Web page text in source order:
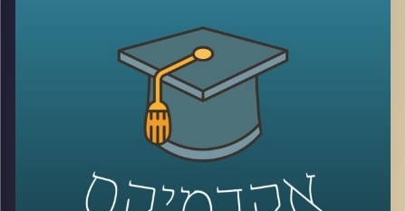
שמירה על קשר עם חברים, מציאת עבודה, אבל גם המון דברים
שליליים, אנחנו נחשפים לדברים שעושים לנו רע, מתגברים
יכולים לפתח הפרעות אכילה או דיכאון ועל אף שרובנו מבינים
את הנזקים הפוטנציאלים קשה לנו להתנתק או אפילו להמעיט
אז מה אפשר לעשות?
כדי לענות על השאלה הזו הצטרף אליי היום פרופ׳ צחי חייט,
ראש ההתמחות השיווקית בביה"ס סמי עופר לתקשורת.